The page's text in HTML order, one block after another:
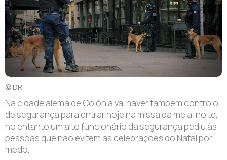
© DR
Na cidade alemã de Colónia vai haver também controlo
de segurança para entrar hoje na missa da meia-noite,
no entanto um alto funcionário da segurança pediu às
pessoas que não evitem as celebrações do Natal por
medo.